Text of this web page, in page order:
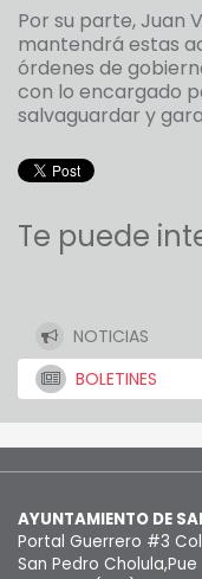
Por su parte, Juan
mantendrá estas
órdenes de
con lo encargado
salvaguardar y
Te puede
NOTICIAS
BOLETINES
AYUNTAMIENTO DE
Portal Guerrero #3
San Pedro Cholula,Pue